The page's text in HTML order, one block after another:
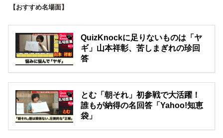
【おすすめ名場面】
QuizKnockに足りないものは「ヤ
ギ」山本祥彰、苦しまぎれの珍回
答
とむ「朝それ」初参戦で大活躍！
誰もが納得の名回答「Yahoo!知恵
袋」